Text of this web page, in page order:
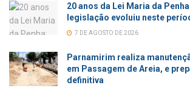
20 anos da Lei Maria da
legislação evoluiu neste
7 DE AGOSTO DE 2026
Parnamirim realiza
em Passagem de Areia, e
definitiva